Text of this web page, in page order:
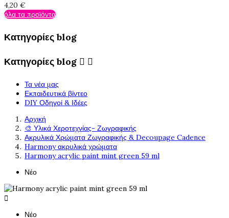
4,20 €
όλα τα προϊόντα
Κατηγορίες blog
Κατηγορίες blog  
Τα νέα μας
Εκπαιδευτικά βίντεο
DIY Οδηγοί & Ιδέες
Αρχική
🎨 Υλικά Χεροτεχνίας- Ζωγραφικής
Ακρυλικά Χρώματα Ζωγραφικής & Decoupage Cadence
Harmony ακρυλικά χρώματα
Harmony acrylic paint mint green 59 ml
Νέο

Νέο